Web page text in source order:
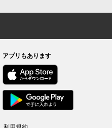
アプリもあります